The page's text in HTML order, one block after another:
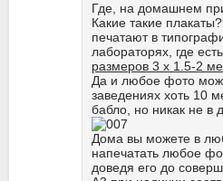
Где, на домашнем
Какие такие
печатают в
лабораторях, где
размеров 3 x 1.5-2
Да и любое фото
заведениях хоть 10
бабло, но никак не в
Дома вы можете в
напечатать любое
доведя его до